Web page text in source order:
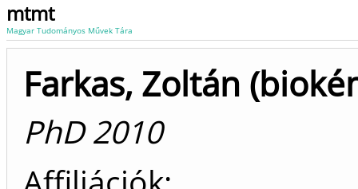
mtmt
Magyar Tudományos Művek Tára
Farkas, Zoltán
PhD 2010